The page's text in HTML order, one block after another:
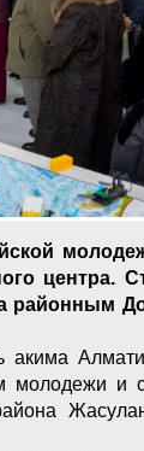
центра.
районным
акима
молодежи и